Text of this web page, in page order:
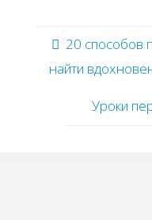
20 способов
найти
Уроки